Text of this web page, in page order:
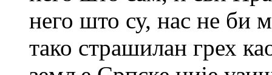
него што су, нас не би
тако страшилан грех